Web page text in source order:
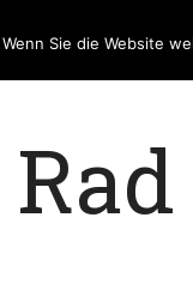
Sie die Website